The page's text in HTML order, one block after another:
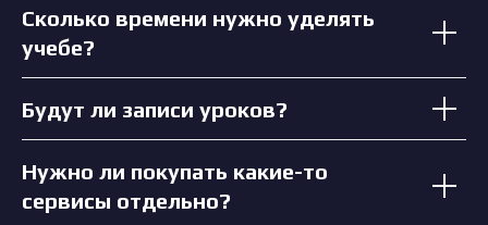
Сколько времени нужно уделять
учебе?
Будут ли записи уроков?
Нужно ли покупать какие-то
сервисы отдельно?